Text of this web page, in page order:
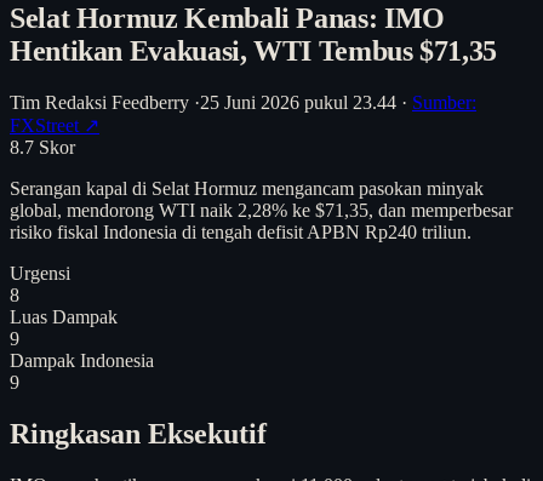
Selat Hormuz Kembali Panas: IMO
Hentikan Evakuasi, WTI Tembus $71,35
Tim Redaksi Feedberry ·25 Juni 2026 pukul 23.44 · Sumber:
FXStreet ↗
8.7 Skor
Serangan kapal di Selat Hormuz mengancam pasokan minyak
global, mendorong WTI naik 2,28% ke $71,35, dan memperbesar
risiko fiskal Indonesia di tengah defisit APBN Rp240 triliun.
Urgensi
8
Luas Dampak
9
Dampak Indonesia
9
Ringkasan Eksekutif